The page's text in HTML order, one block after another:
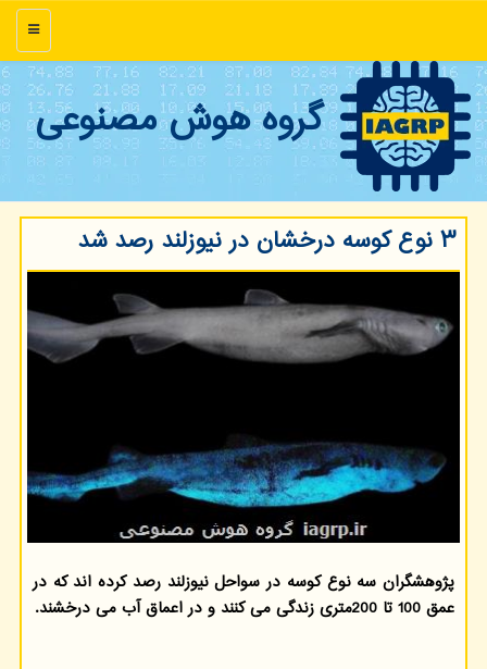
منو
گروه هوش مصنوعی
۳ نوع كوسه درخشان در نیوزلند رصد شد
پژوهشگران سه نوع کوسه در سواحل نیوزلند رصد کرده اند که در
عمق 100 تا 200متری زندگی می کنند و در اعماق آب می درخشند.